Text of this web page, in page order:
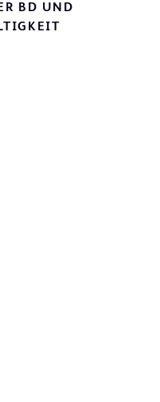
Video
BD UND